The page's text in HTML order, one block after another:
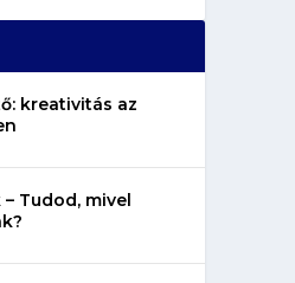
kreativitás az
Tudod, mivel